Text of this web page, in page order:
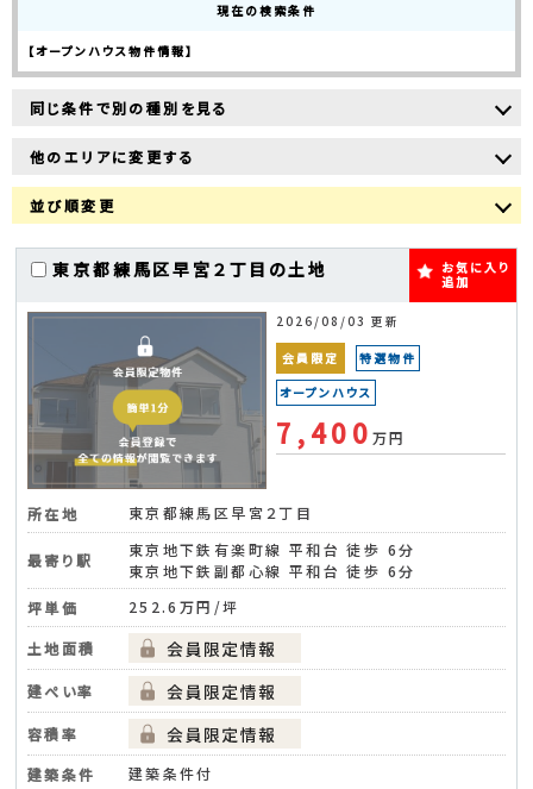
現在の検索条件
【オープンハウス物件情報】
同じ条件で別の種別を見る
他のエリアに変更する
並び順変更
東京都練馬区早宮２丁目の土地
お気に入り
追加
2026/08/03 更新
会員限定
特選物件
オープンハウス
7,400万円
所在地 東京都練馬区早宮２丁目
最寄り駅
東京地下鉄有楽町線 平和台 徒歩 6分
東京地下鉄副都心線 平和台 徒歩 6分
坪単価
252.6万円/坪
土地面積
建ぺい率
容積率
建築条件
建築条件付